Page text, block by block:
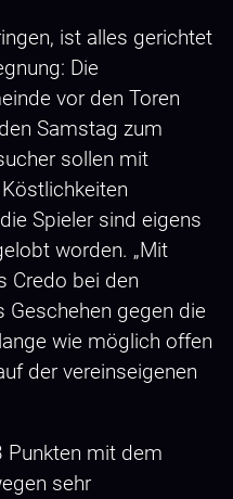
ist alles gerichtet
Die
vor den Toren
Samstag zum
sollen mit
Spieler sind eigens
worden. „Mit
Credo bei den
Geschehen gegen die
wie möglich offen
der vereinseigenen
Punkten mit dem
sehr